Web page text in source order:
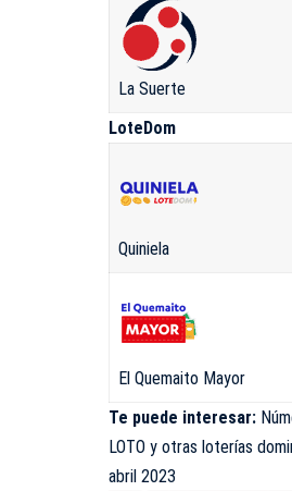
La Suerte
LoteDom
Quiniela
El Quemaito Mayor
Te puede interesar:
LOTO y otras loterías
abril 2023